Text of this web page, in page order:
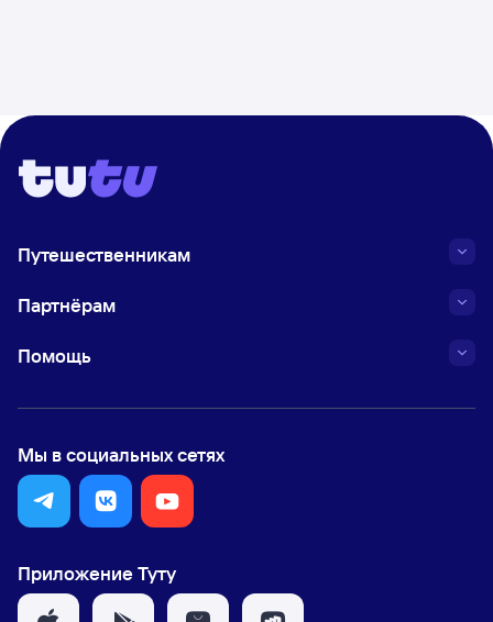
Путешественникам
Партнёрам
Помощь
Мы в социальных сетях
Приложение Туту